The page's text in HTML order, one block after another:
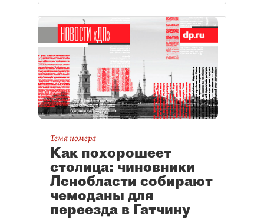
Голландии" истёк. Работы
не завершены. Инвестор подал
в суд на комитет
имущественных отношений.
Тема номера
Как похорошеет
столица: чиновники
Ленобласти собирают
чемоданы для
переезда в Гатчину